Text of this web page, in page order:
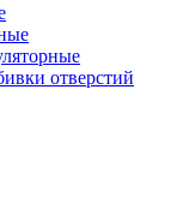
отверстий